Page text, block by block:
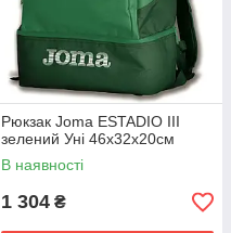
Рюкзак Joma ESTADIO III
зелений Уні 46х32х20см
В наявності
1 304 ₴